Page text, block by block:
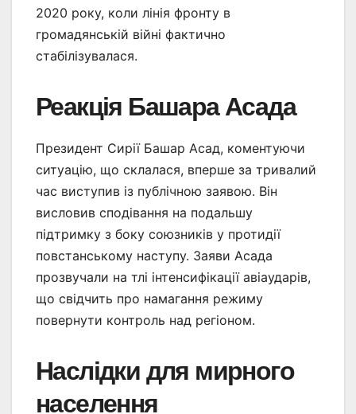
2020 року, коли лінія фронту в
громадянській війні фактично
стабілізувалася.
Реакція Башара Асада
Президент Сирії Башар Асад, коментуючи
ситуацію, що склалася, вперше за тривалий
час виступив із публічною заявою. Він
висловив сподівання на подальшу
підтримку з боку союзників у протидії
повстанському наступу. Заяви Асада
прозвучали на тлі інтенсифікації авіаударів,
що свідчить про намагання режиму
повернути контроль над регіоном.
Наслідки для мирного
населення